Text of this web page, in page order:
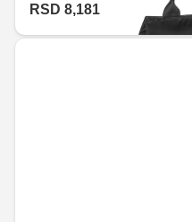
RSD 8,181